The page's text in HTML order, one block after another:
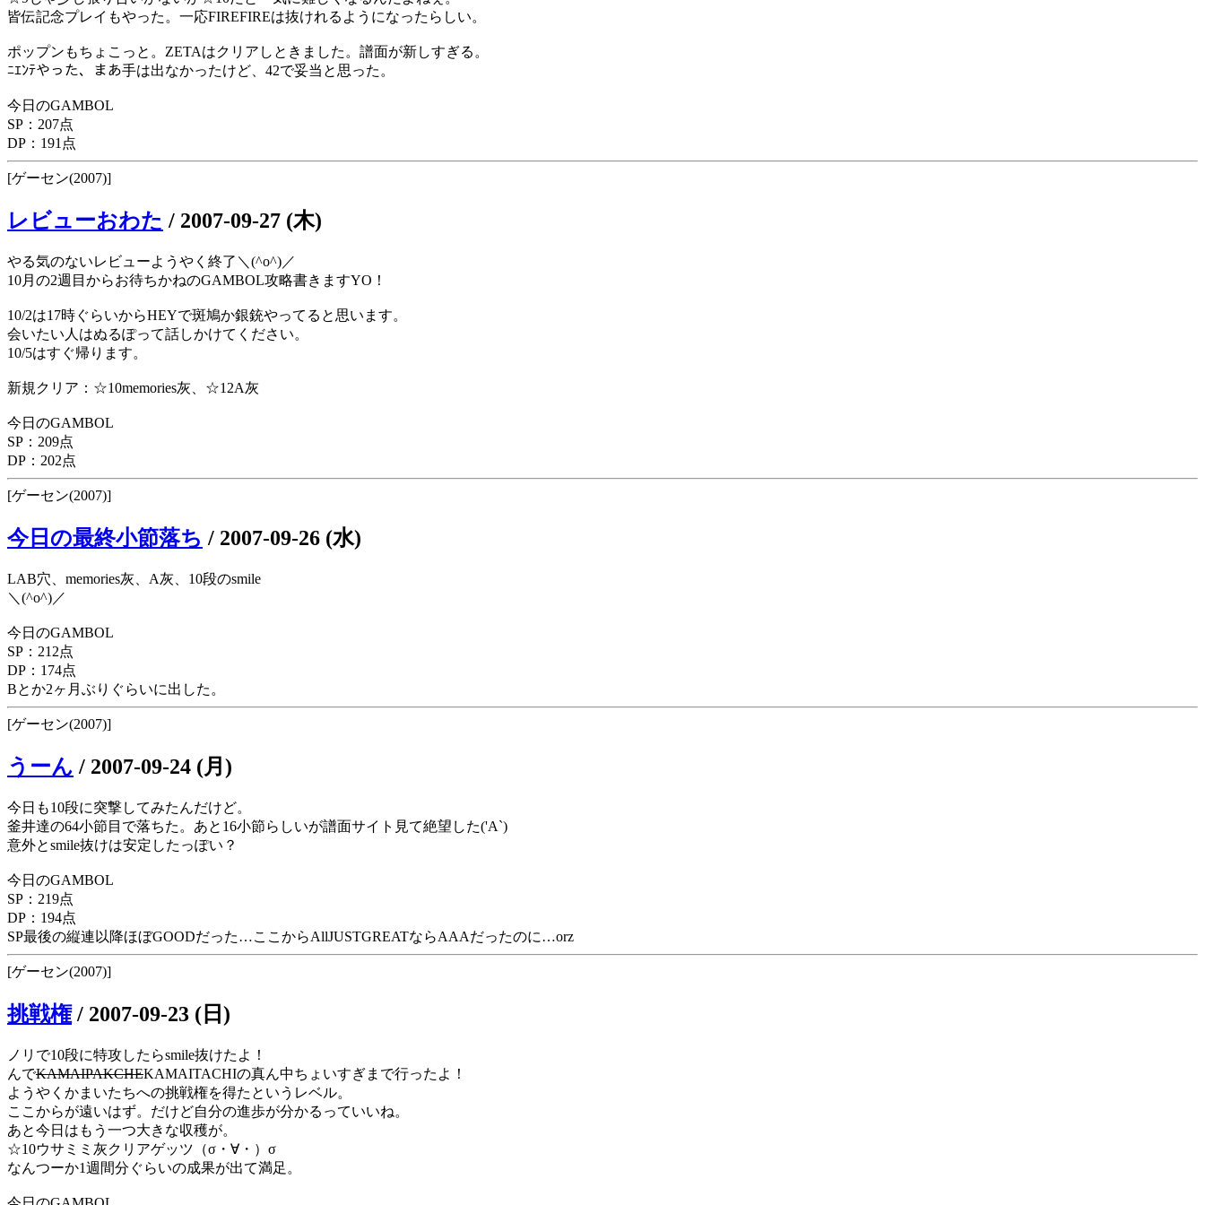
皆伝記念プレイもやった。一応FIREFIREは抜けれるようになったらしい。
ポップンもちょこっと。ZETAはクリアしときました。譜面が新しすぎる。
ﾆｴﾝﾃやった、まあ手は出なかったけど、42で妥当と思った。
今日のGAMBOL
SP：207点
DP：191点
[ゲーセン(2007)]
レビューおわた / 2007-09-27 (木)
やる気のないレビューようやく終了＼(^o^)／
10月の2週目からお待ちかねのGAMBOL攻略書きますYO！
10/2は17時ぐらいからHEYで斑鳩か銀銃やってると思います。
会いたい人はぬるぽって話しかけてください。
10/5はすぐ帰ります。
新規クリア：☆10memories灰、☆12A灰
今日のGAMBOL
SP：209点
DP：202点
[ゲーセン(2007)]
今日の最終小節落ち / 2007-09-26 (水)
LAB穴、memories灰、A灰、10段のsmile
＼(^o^)／
今日のGAMBOL
SP：212点
DP：174点
Bとか2ヶ月ぶりぐらいに出した。
[ゲーセン(2007)]
うーん / 2007-09-24 (月)
今日も10段に突撃してみたんだけど。
釜井達の64小節目で落ちた。あと16小節らしいが譜面サイト見て絶望した('A`)
意外とsmile抜けは安定したっぽい？
今日のGAMBOL
SP：219点
DP：194点
SP最後の縦連以降ほぼGOODだった…ここからAllJUSTGREATならAAAだったのに…orz
[ゲーセン(2007)]
挑戦権/ 2007-09-23 (日)
ノリで10段に特攻したらsmile抜けたよ！
んでKAMAIPAKCHEKAMAITACHIの真ん中ちょいすぎまで行ったよ！
ようやくかまいたちへの挑戦権を得たというレベル。
ここからが遠いはず。だけど自分の進歩が分かるっていいね。
あと今日はもう一つ大きな収穫が。
☆10ウサミミ灰クリアゲッツ（σ・∀・）σ
なんつーか1週間分ぐらいの成果が出て満足。